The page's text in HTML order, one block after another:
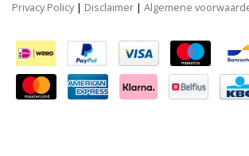
Privacy Policy| Disclaimer | Algemene